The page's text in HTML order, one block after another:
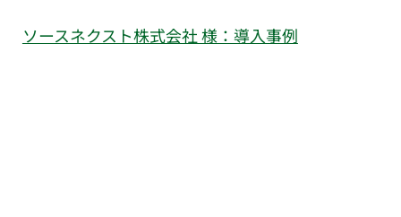
ソースネクスト株式会社 様：導入事例